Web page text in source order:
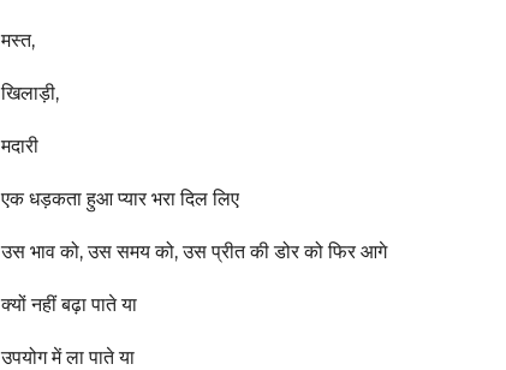
मस्त,
खिलाड़ी,
मदारी
एक धड़कता हुआ प्यार भरा दिल लिए
उस भाव को, उस समय को, उस प्रीत की डोर को फिर आगे
क्यों नहीं बढ़ा पाते या
उपयोग में ला पाते या